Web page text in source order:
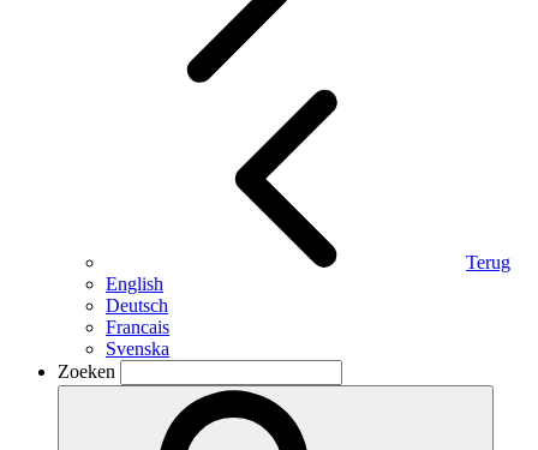
Terug
English
Deutsch
Francais
Svenska
Zoeken